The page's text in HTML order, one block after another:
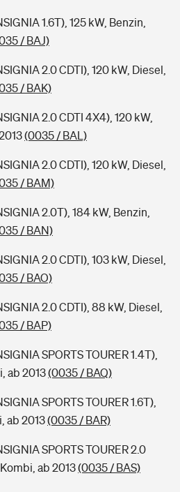
1.6T), 125 kW, Benzin,
/ BAJ)
2.0 CDTI), 120 kW, Diesel,
/ BAK)
2.0 CDTI 4X4), 120 kW,
(0035 / BAL)
2.0 CDTI), 120 kW, Diesel,
/ BAM)
2.0T), 184 kW, Benzin,
/ BAN)
2.0 CDTI), 103 kW, Diesel,
/ BAO)
2.0 CDTI), 88 kW, Diesel,
/ BAP)
SPORTS TOURER 1.4T),
ab 2013(0035 / BAQ)
SPORTS TOURER 1.6T),
ab 2013(0035 / BAR)
SPORTS TOURER 2.0
ab 2013(0035 / BAS)